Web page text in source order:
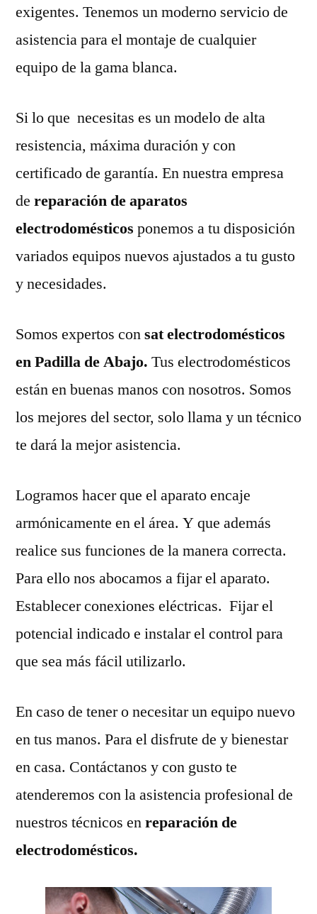
exigentes. Tenemos un moderno servicio de
asistencia para el montaje de cualquier
equipo de la gama blanca.
Si lo que necesitas es un modelo de alta
resistencia, máxima duración y con
certificado de garantía. En nuestra empresa
de reparación de aparatos
electrodomésticos ponemos a tu disposición
variados equipos nuevos ajustados a tu gusto
y necesidades.
Somos expertos consat electrodomésticos
en Padilla de Abajo. Tus electrodomésticos
están en buenas manos con nosotros. Somos
los mejores del sector, solo llama y un técnico
te dará la mejor asistencia.
Logramos hacer que el aparato encaje
armónicamente en el área. Y que además
realice sus funciones de la manera correcta.
Para ello nos abocamos a fijar el aparato.
Establecer conexiones eléctricas. Fijar el
potencial indicado e instalar el control para
que sea más fácil utilizarlo.
En caso de tener o necesitar un equipo nuevo
en tus manos. Para el disfrute de y bienestar
en casa. Contáctanos y con gusto te
atenderemos con la asistencia profesional de
nuestros técnicos enreparación de
electrodomésticos.